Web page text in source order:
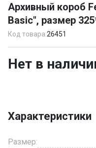
of
1
Архивный короб
Basic", размер
Код товара:26451
Нет в
Характеристики
Размер: